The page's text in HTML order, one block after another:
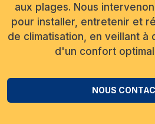
aux plages. Nous
pour installer, entretenir et
de climatisation, en veillant à
d'un confort
NOUS